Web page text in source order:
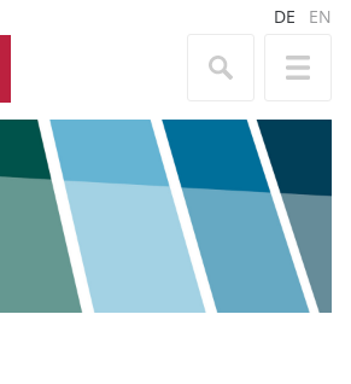
DE EN